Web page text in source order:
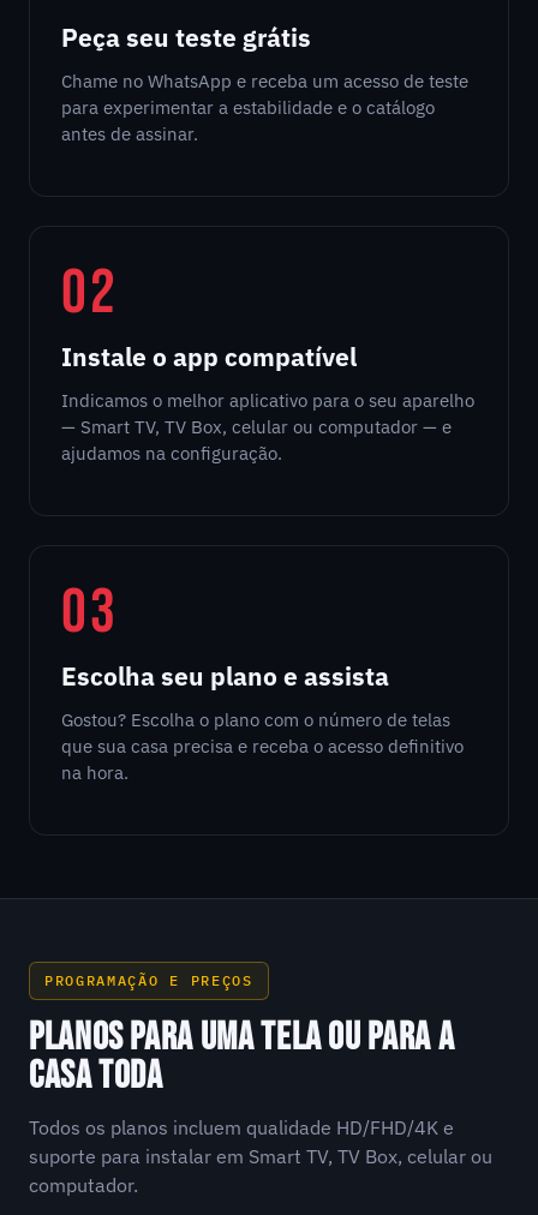
Peça seu teste grátis
Chame no WhatsApp e receba um acesso de teste
para experimentar a estabilidade e o catálogo
antes de assinar.
02
Instale o app compatível
Indicamos o melhor aplicativo para o seu aparelho
— Smart TV, TV Box, celular ou computador — e
ajudamos na configuração.
03
Escolha seu plano e assista
Gostou? Escolha o plano com o número de telas
que sua casa precisa e receba o acesso definitivo
na hora.
PROGRAMAÇÃO E PREÇOS
PLANOS PARA UMA TELA OU PARA A
CASA TODA
Todos os planos incluem qualidade HD/FHD/4K e
suporte para instalar em Smart TV, TV Box, celular ou
computador.